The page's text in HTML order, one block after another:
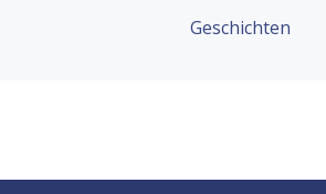
Geschichten